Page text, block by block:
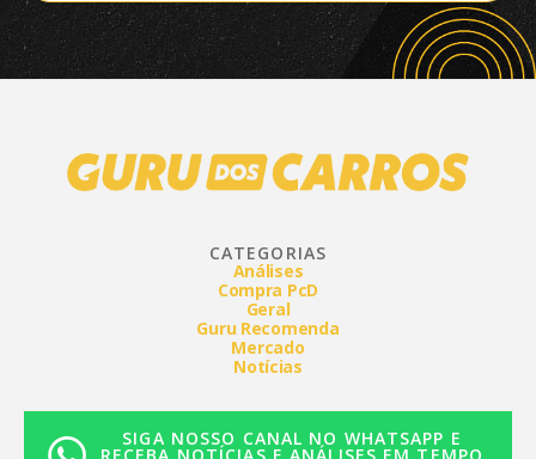
CATEGORIAS
Análises
Compra PcD
Geral
Guru Recomenda
Mercado
Notícias
SIGA NOSSO CANAL NO WHATSAPP E